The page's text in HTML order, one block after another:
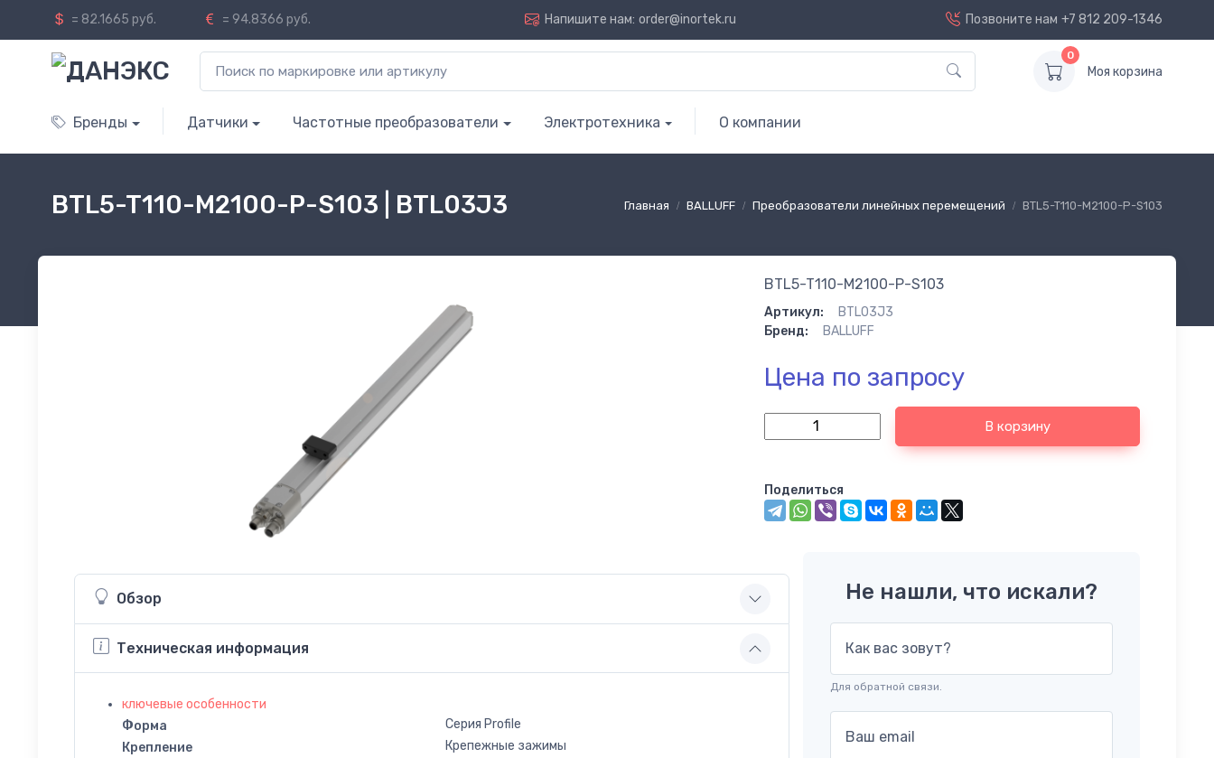
= 82.1665 руб. = 94.8366 руб. Напишите нам: order@inortek.ru Позвоните нам +7 812 209-1346
0
Моя корзина
Бренды Датчики Частотные преобразователи Электротехника О компании
Главная BALLUFF Преобразователи линейных перемещений BTL5-T110-M2100-P-S103
BTL5-T110-M2100-P-S103 | BTL03J3
BTL5-T110-M2100-P-S103
Артикул:
BTL03J3
Бренд:
BALLUFF
Цена по запросу
В корзину
Поделиться
Обзор
Техническая информация
ключевые особенности
Форма
Серия Profile
Крепление
Крепежные зажимы
Не нашли, что искали?
Как вас зовут?
Для обратной связи.
Ваш email